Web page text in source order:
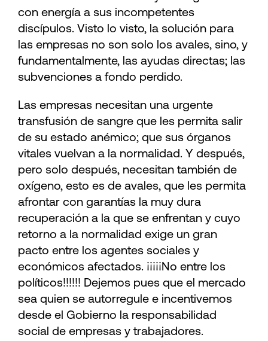
con energía a sus incompetentes
discípulos. Visto lo visto, la solución para
las empresas no son solo los avales, sino, y
fundamentalmente, las ayudas directas; las
subvenciones a fondo perdido.
Las empresas necesitan una urgente
transfusión de sangre que les permita salir
de su estado anémico; que sus órganos
vitales vuelvan a la normalidad. Y después,
pero solo después, necesitan también de
oxígeno, esto es de avales, que les permita
afrontar con garantías la muy dura
recuperación a la que se enfrentan y cuyo
retorno a la normalidad exige un gran
pacto entre los agentes sociales y
económicos afectados. ¡¡¡¡¡No entre los
políticos!!!!!! Dejemos pues que el mercado
sea quien se autorregule e incentivemos
desde el Gobierno la responsabilidad
social de empresas y trabajadores.